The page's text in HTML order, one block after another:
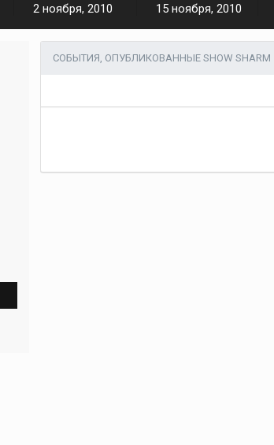
2 ноября, 2010 15 ноября, 2010
СОБЫТИЯ, ОПУБЛИКОВАННЫЕ SHOW SHARM